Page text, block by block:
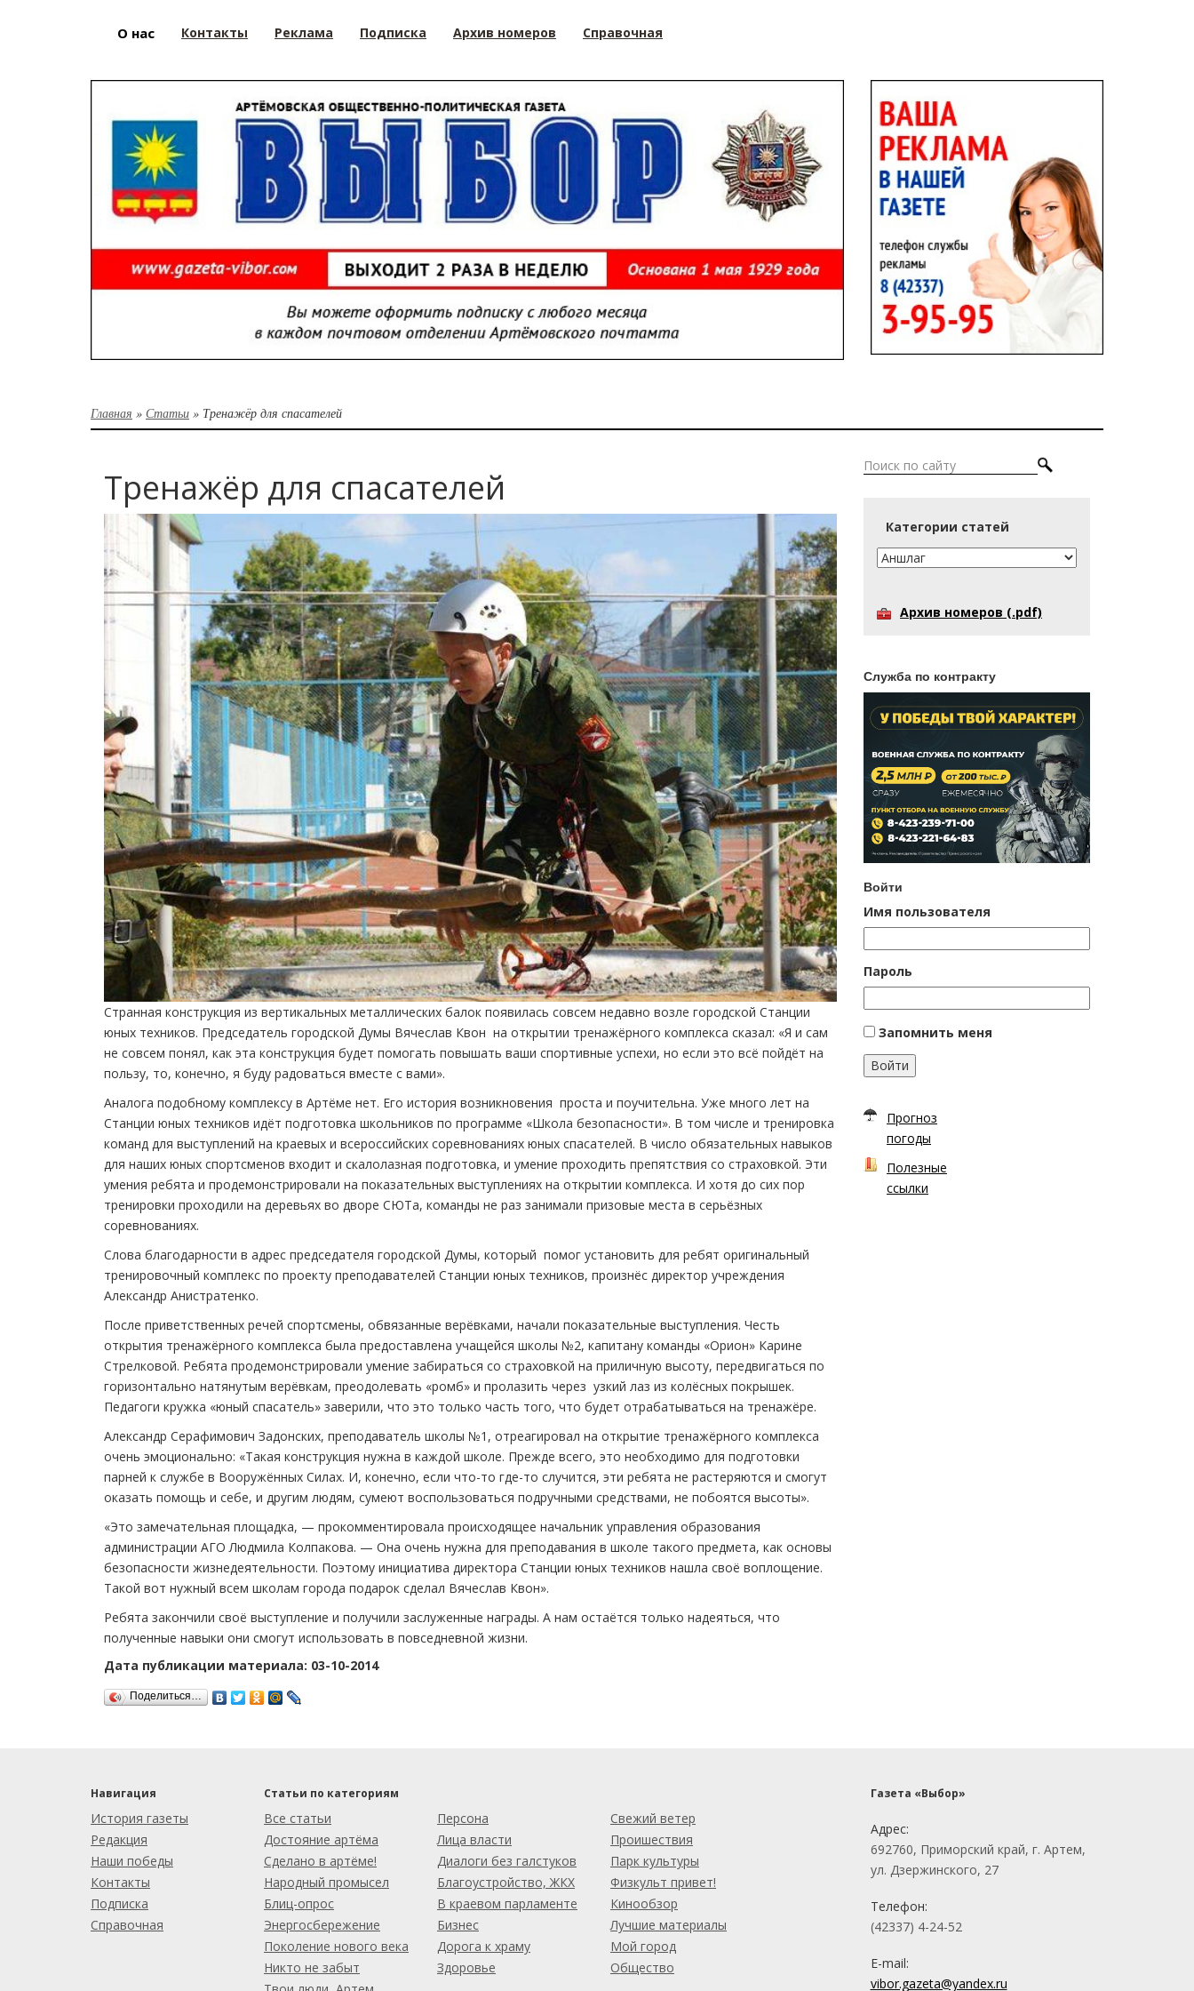
О нас Контакты Реклама Подписка Архив номеров Справочная
Главная » Статьи » Тренажёр для спасателей
Тренажёр для спасателей
Странная конструкция из вертикальных металлических балок появилась совсем недавно возле городской Станции
юных техников. Председатель городской Думы Вячеслав Квон на открытии тренажёрного комплекса сказал: «Я и сам
не совсем понял, как эта конструкция будет помогать повышать ваши спортивные успехи, но если это всё пойдёт на
пользу, то, конечно, я буду радоваться вместе с вами».
Аналога подобному комплексу в Артёме нет. Его история возникновения проста и поучительна. Уже много лет на
Станции юных техников идёт подготовка школьников по программе «Школа безопасности». В том числе и тренировка
команд для выступлений на краевых и всероссийских соревнованиях юных спасателей. В число обязательных навыков
для наших юных спортсменов входит и скалолазная подготовка, и умение проходить препятствия со страховкой. Эти
умения ребята и продемонстрировали на показательных выступлениях на открытии комплекса. И хотя до сих пор
тренировки проходили на деревьях во дворе СЮТа, команды не раз занимали призовые места в серьёзных
соревнованиях.
Слова благодарности в адрес председателя городской Думы, который помог установить для ребят оригинальный
тренировочный комплекс по проекту преподавателей Станции юных техников, произнёс директор учреждения
Александр Анистратенко.
После приветственных речей спортсмены, обвязанные верёвками, начали показательные выступления. Честь
открытия тренажёрного комплекса была предоставлена учащейся школы №2, капитану команды «Орион» Карине
Стрелковой. Ребята продемонстрировали умение забираться со страховкой на приличную высоту, передвигаться по
горизонтально натянутым верёвкам, преодолевать «ромб» и пролазить через узкий лаз из колёсных покрышек.
Педагоги кружка «юный спасатель» заверили, что это только часть того, что будет отрабатываться на тренажёре.
Александр Серафимович Задонских, преподаватель школы №1, отреагировал на открытие тренажёрного комплекса
очень эмоционально: «Такая конструкция нужна в каждой школе. Прежде всего, это необходимо для подготовки
парней к службе в Вооружённых Силах. И, конечно, если что-то где-то случится, эти ребята не растеряются и смогут
оказать помощь и себе, и другим людям, сумеют воспользоваться подручными средствами, не побоятся высоты».
«Это замечательная площадка, — прокомментировала происходящее начальник управления образования
администрации АГО Людмила Колпакова. — Она очень нужна для преподавания в школе такого предмета, как основы
безопасности жизнедеятельности. Поэтому инициатива директора Станции юных техников нашла своё воплощение.
Такой вот нужный всем школам города подарок сделал Вячеслав Квон».
Ребята закончили своё выступление и получили заслуженные награды. А нам остаётся только надеяться, что
полученные навыки они смогут использовать в повседневной жизни.
Дата публикации материала: 03-10-2014
Поделиться…
Категории статей
Архив номеров (.pdf)
Служба по контракту
Войти
Имя пользователя
Пароль
Запомнить меня
Войти
Прогноз
погоды
Полезные
ссылки
Навигация
История газеты
Редакция
Наши победы
Контакты
Подписка
Справочная
Статьи по категориям
Все статьи
Достояние артёма
Сделано в артёме!
Народный промысел
Блиц-опрос
Энергосбережение
Поколение нового века
Никто не забыт
Персона
Лица власти
Диалоги без галстуков
Благоустройство, ЖКХ
В краевом парламенте
Бизнес
Дорога к храму
Здоровье
Свежий ветер
Проишествия
Парк культуры
Физкульт привет!
Кинообзор
Лучшие материалы
Мой город
Общество
Газета «Выбор»
Адрес:
692760, Приморский край, г. Артем,
ул. Дзержинского, 27
Телефон:
(42337) 4-24-52
E-mail:
vibor.gazeta@yandex.ru